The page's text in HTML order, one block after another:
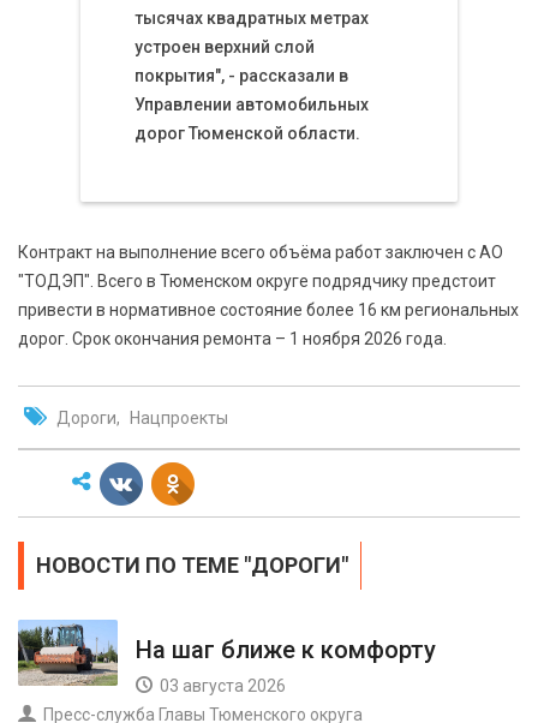
тысячах квадратных метрах
устроен верхний слой
покрытия", - рассказали в
Управлении автомобильных
дорог Тюменской области.
Контракт на выполнение всего объёма работ заключен с АО
"ТОДЭП". Всего в Тюменском округе подрядчику предстоит
привести в нормативное состояние более 16 км региональных
дорог. Срок окончания ремонта – 1 ноября 2026 года.
Дороги Нацпроекты
НОВОСТИ ПО ТЕМЕ "ДОРОГИ"
На шаг ближе к комфорту
03 августа 2026
Пресс-служба Главы Тюменского округа